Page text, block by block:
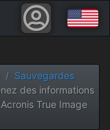
Sauvegardes
des informations
True Image